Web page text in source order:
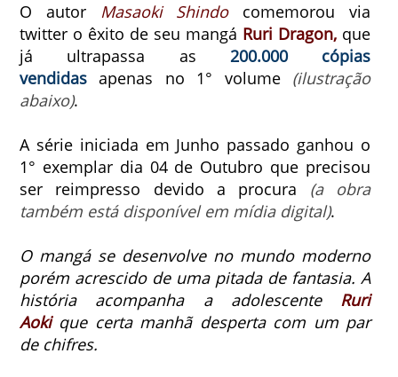
O autor Masaoki Shindocomemorou via
twitter o êxito de seu mangá Ruri Dragon, que
já ultrapassa as 200.000 cópias
vendidas apenas no 1° volume (ilustração
abaixo).
A série iniciada em Junho passado ganhou o
1° exemplar dia 04 de Outubro que precisou
ser reimpresso devido a procura (a obra
também está disponível em mídia digital).
O mangá se desenvolve no mundo moderno
porém acrescido de uma pitada de fantasia. A
história acompanha a adolescente Ruri
Aokique certa manhã desperta com um par
de chifres.